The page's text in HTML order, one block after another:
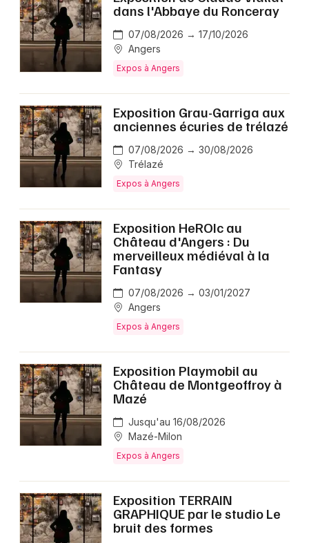
dans l'Abbaye du Ronceray
07/08/2026 → 17/10/2026
Angers
Expos à Angers
Exposition Grau-Garriga aux
anciennes écuries de trélazé
07/08/2026 → 30/08/2026
Trélazé
Expos à Angers
Exposition HeROIc au
Château d'Angers : Du
merveilleux médiéval à la
Fantasy
07/08/2026 → 03/01/2027
Angers
Expos à Angers
Exposition Playmobil au
Château de Montgeoffroy à
Mazé
Jusqu'au 16/08/2026
Mazé-Milon
Expos à Angers
Exposition TERRAIN
GRAPHIQUE par le studio Le
bruit des formes